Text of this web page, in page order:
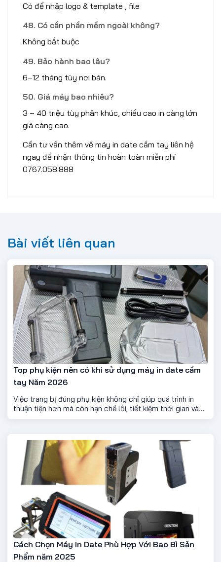
Có để nhập logo & template , file
48. Có cần phần mềm ngoài không?
Không bắt buộc
49. Bảo hành bao lâu?
6–12 tháng tùy nơi bán.
50. Giá máy bao nhiêu?
3 – 40 triệu tùy phân khúc, chiều cao in càng lớn
giá càng cao.
Cần tư vấn thêm về máy in date cầm tay liên hệ
ngay để nhận thông tin hoàn toàn miễn phí
0767.058.888
Bài viết liên quan
Top phụ kiện nên có khi sử dụng máy in date cầm
tay Năm 2026
Việc trang bị đúng phụ kiện không chỉ giúp quá trình in
thuận tiện hơn mà còn hạn chế lỗi, tiết kiệm thời gian và
kéo dài tuổi thọ máy. Dưới đây là những phụ kiện được
Cách Chọn Máy In Date Phù Hợp Với Bao Bì Sản
Phẩm năm 2025